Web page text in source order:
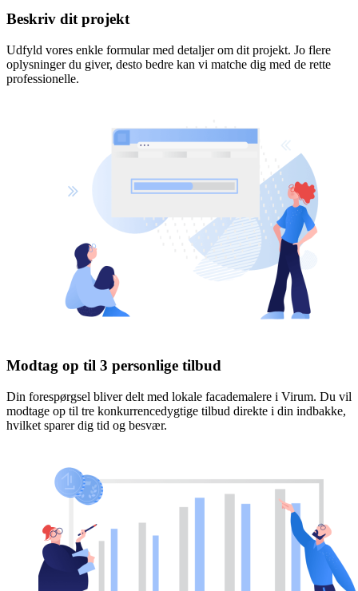
Beskriv dit projekt
Udfyld vores enkle formular med detaljer om dit projekt. Jo flere
oplysninger du giver, desto bedre kan vi matche dig med de rette
professionelle.
Modtag op til 3 personlige tilbud
Din forespørgsel bliver delt med lokale facademalere i Virum. Du vil
modtage op til tre konkurrencedygtige tilbud direkte i din indbakke,
hvilket sparer dig tid og besvær.